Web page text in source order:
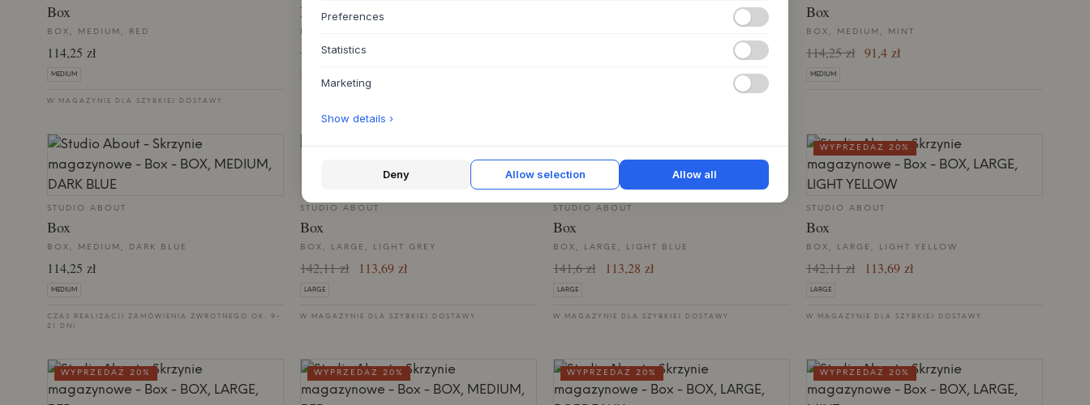
Box
BOX, MEDIUM, RED
114,25 zł
MEDIUM
W MAGAZYNIE DLA SZYBKIEJ DOSTAWY
Box
114,25 zł 91,4 zł
Box
BOX, MEDIUM, MINT
114,25 zł 91,4 zł
MEDIUM
STUDIO ABOUT
Box
BOX, MEDIUM, DARK BLUE
114,25 zł
MEDIUM
CZAS REALIZACJI ZAMÓWIENIA ZWROTNEGO OK. 9-
21 DNI
STUDIO ABOUT
Box
BOX, LARGE, LIGHT GREY
142,11 zł 113,69 zł
LARGE
W MAGAZYNIE DLA SZYBKIEJ DOSTAWY
WYPRZEDAŻ 20%
STUDIO ABOUT
Box
BOX, LARGE, LIGHT BLUE
141,6 zł 113,28 zł
LARGE
W MAGAZYNIE DLA SZYBKIEJ DOSTAWY
WYPRZEDAŻ 20%
STUDIO ABOUT
Box
BOX, LARGE, LIGHT YELLOW
142,11 zł 113,69 zł
LARGE
W MAGAZYNIE DLA SZYBKIEJ DOSTAWY
WYPRZEDAŻ 20%
WYPRZEDAŻ 20% WYPRZEDAŻ 20% WYPRZEDAŻ 20% WYPRZEDAŻ 20%
Preferences
Statistics
Marketing
Show details ›
Deny Allow selection Allow all